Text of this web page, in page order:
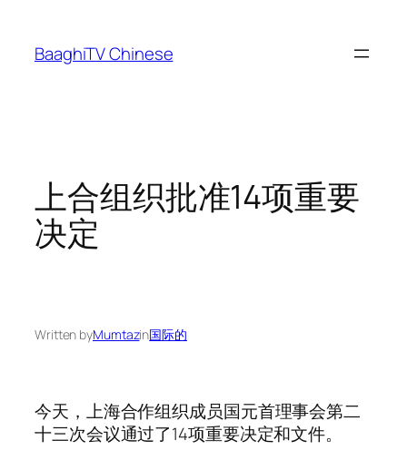
content
BaaghiTV Chinese
上合组织批准14项重要
决定
Written byMumtazin国际的
今天，上海合作组织成员国元首理事会第二
十三次会议通过了14项重要决定和文件。